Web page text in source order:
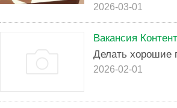
2026-03-01
Вакансия
Делать хорошие
2026-02-01